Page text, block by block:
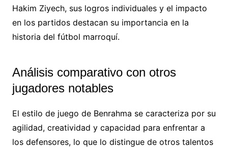
Hakim Ziyech, sus logros individuales y el impacto
en los partidos destacan su importancia en la
historia del fútbol marroquí.
Análisis comparativo con otros
jugadores notables
El estilo de juego de Benrahma se caracteriza por su
agilidad, creatividad y capacidad para enfrentar a
los defensores, lo que lo distingue de otros talentos